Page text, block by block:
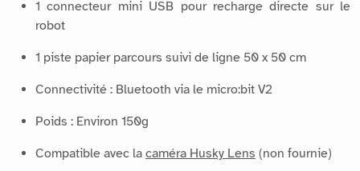
1 connecteur mini USB pour recharge directe sur le
robot
1 piste papier parcours suivi de ligne 50 x 50 cm
Connectivité : Bluetooth via le micro:bit V2
Poids : Environ 150g
Compatible avec la caméra Husky Lens (non fournie)